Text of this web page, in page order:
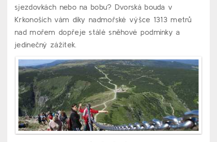
sjezdovkách nebo na bobu? Dvorská bouda v
Krkonoších vám díky nadmořské výšce 1313 metrů
nad mořem dopřeje stálé sněhové podmínky a
jedinečný zážitek.